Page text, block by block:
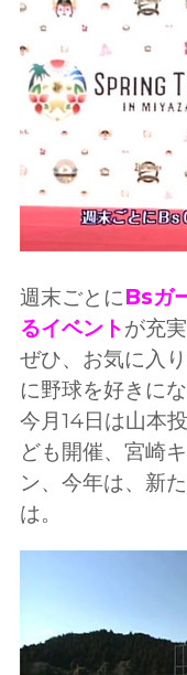
週末ごとにBsガ
るイベントが充
ぜひ、お気に入
に野球を好きに
今月14日は山本
ども開催、宮崎
ン、今年は、新
は。